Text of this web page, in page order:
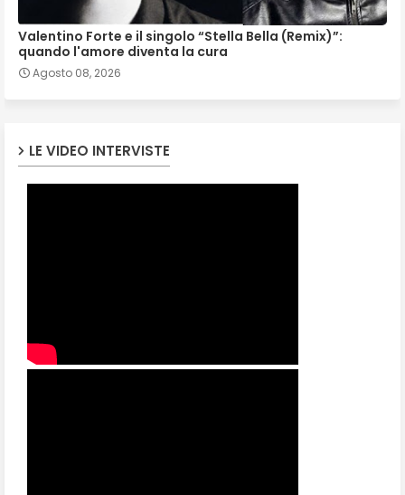
Valentino Forte e il singolo “Stella Bella (Remix)”:
quando l'amore diventa la cura
Agosto 08, 2026
LE VIDEO INTERVISTE